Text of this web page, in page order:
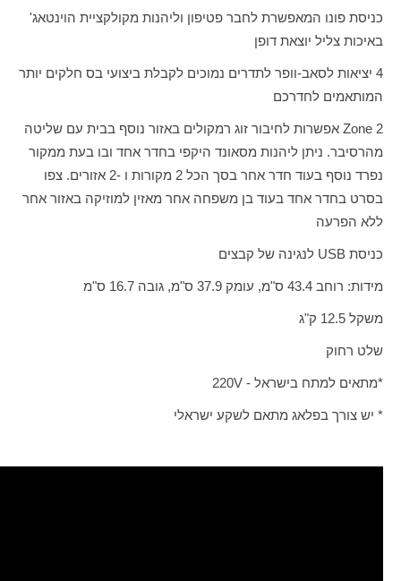
כניסת פונו המאפשרת לחבר פטיפון וליהנות מקולקציית הוינטאג'
באיכות צליל יוצאת דופן
4 יציאות לסאב-וופר לתדרים נמוכים לקבלת ביצועי בס חלקים יותר
המותאמים לחדרכם
2
Zone אפשרות לחיבור זוג רמקולים באזור נוסף בבית עם שליטה
מהרסיבר. ניתן ליהנות מסאונד היקפי בחדר אחד ובו בעת ממקור
נפרד נוסף בעוד חדר אחר בסך הכל 2 מקורות ו -2 אזורים. צפו
בסרט בחדר אחד בעוד בן משפחה אחר מאזין למוזיקה באזור אחר
ללא הפרעה
כניסת USB לנגינה של קבצים
מידות: רוחב 43.4 ס"מ, עומק 37.9 ס"מ, גובה 16.7 ס"מ
משקל 12.5 ק"ג
שלט רחוק
*מתאים למתח בישראל - 220V
* יש צורך בפלאג מתאם לשקע ישראלי